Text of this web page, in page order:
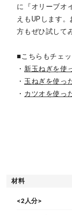
に『オリーブオ
えもUPします
方もぜひ試して
■こちらもチェッ
・ 新玉ねぎを使
・ 玉ねぎを使っ
・ カツオを使っ
材料
<2人分>